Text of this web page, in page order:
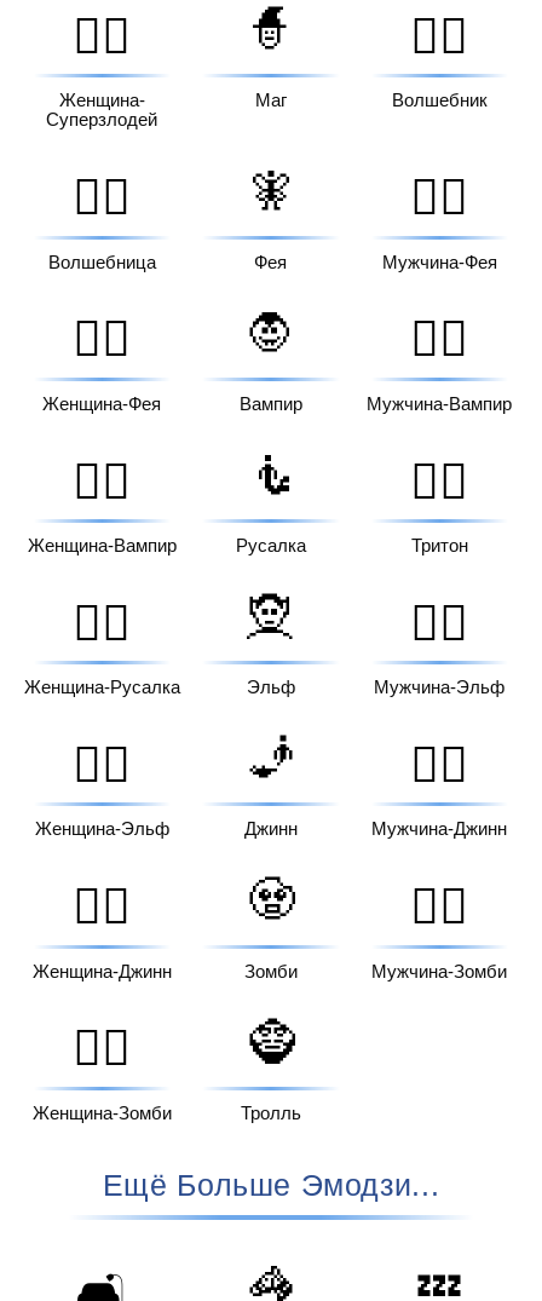
🦹‍♀️
Женщина-
Суперзлодей
🧙
Маг
🧙‍♂️
Волшебник
🧙‍♀️
Волшебница
🧚
Фея
🧚‍♂️
Мужчина-Фея
🧚‍♀️
Женщина-Фея
🧛
Вампир
🧛‍♂️
Мужчина-Вампир
🧛‍♀️
Женщина-Вампир
🧜
Русалка
🧜‍♂️
Тритон
🧜‍♀️
Женщина-Русалка
🧝
Эльф
🧝‍♂️
Мужчина-Эльф
🧝‍♀️
Женщина-Эльф
🧞
Джинн
🧞‍♂️
Мужчина-Джинн
🧞‍♀️
Женщина-Джинн
🧟
Зомби
🧟‍♂️
Мужчина-Зомби
🧟‍♀️
Женщина-Зомби
🧌
Тролль
Ещё Больше Эмодзи...
🦓 💤